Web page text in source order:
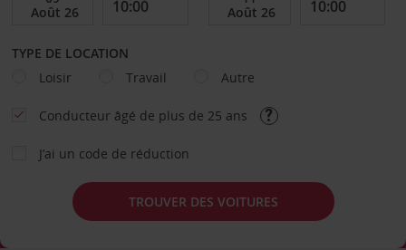
TYPE DE LOCATION
Loisir
Travail Autre
Conducteur âgé de plus de 25 ans
J’ai un code de réduction
TROUVER DES VOITURES